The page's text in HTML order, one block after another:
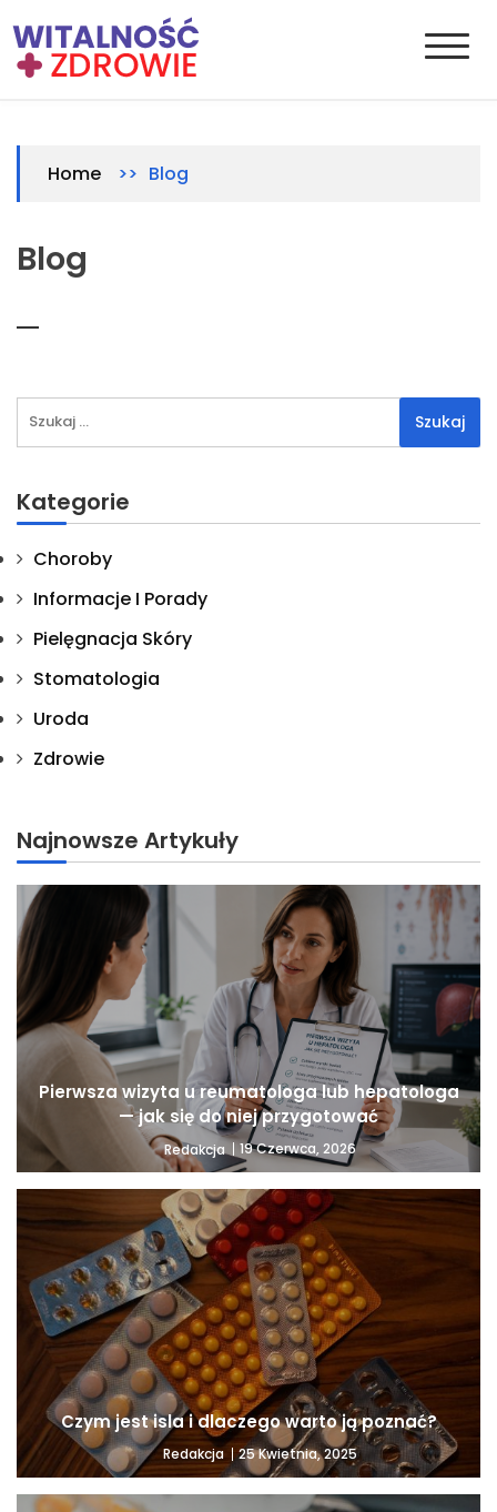
to
content
Home >> Blog
Blog
Kategorie
Choroby
Informacje I Porady
Pielęgnacja Skóry
Stomatologia
Uroda
Zdrowie
Najnowsze Artykuły
Pierwsza wizyta u reumatologa lub hepatologa
— jak się do niej przygotować
Redakcja 19 Czerwca, 2026
Czym jest isla i dlaczego warto ją poznać?
Redakcja 25 Kwietnia, 2025